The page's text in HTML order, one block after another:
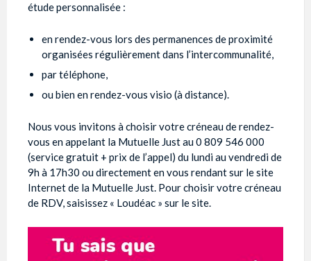
étude personnalisée :
en rendez-vous lors des permanences de proximité
organisées régulièrement dans l’intercommunalité,
par téléphone,
ou bien en rendez-vous visio (à distance).
Nous vous invitons à choisir votre créneau de rendez-
vous en appelant la Mutuelle Just au 0 809 546 000
(service gratuit + prix de l’appel) du lundi au vendredi de
9h à 17h30 ou directement en vous rendant sur le site
Internet de la Mutuelle Just. Pour choisir votre créneau
de RDV, saisissez « Loudéac » sur le site.